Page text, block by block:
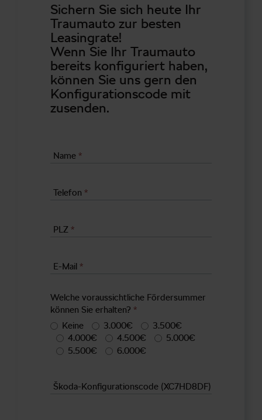
Sichern Sie sich heute Ihr
Traumauto zur besten
Leasingrate!
Wenn Sie Ihr Traumauto
bereits konfiguriert haben,
können Sie uns gern den
Konfigurationscode mit
zusenden.
Name *
Telefon *
PLZ *
E-Mail *
Welche voraussichtliche Fördersummer
können Sie erhalten? *
Keine
3.000€
3.500€
4.000€
4.500€
5.000€
5.500€
6.000€
Škoda-Konfigurationscode (XC7HD8DF)